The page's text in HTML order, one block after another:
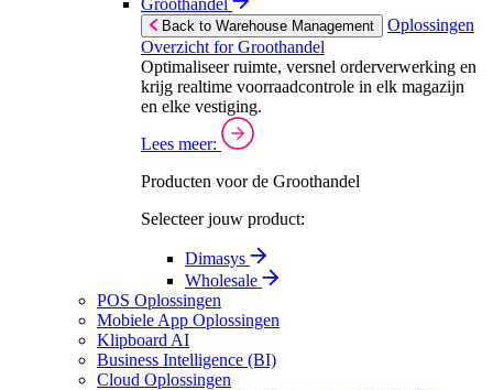
Groothandel
Back to Warehouse Management
Oplossingen
Overzicht for Groothandel
Optimaliseer ruimte, versnel orderverwerking en
krijg realtime voorraadcontrole in elk magazijn
en elke vestiging.
Lees meer:
Producten voor de Groothandel
Selecteer jouw product:
Dimasys
Wholesale
POS Oplossingen
Mobiele App Oplossingen
Klipboard AI
Business Intelligence (BI)
Cloud Oplossingen